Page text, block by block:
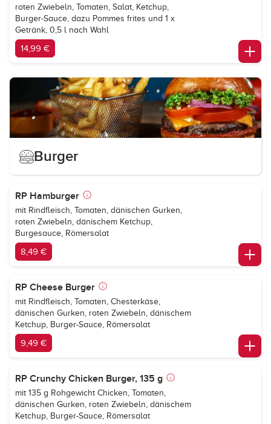
roten Zwiebeln, Tomaten, Salat, Ketchup,
Burger-Sauce, dazu Pommes frites und 1 x
Getränk, 0,5 l nach Wahl
14,99 €
Burger
RP Hamburger
mit Rindfleisch, Tomaten, dänischen Gurken,
roten Zwiebeln, dänischem Ketchup,
Burgesauce, Römersalat
8,49 €
RP Cheese Burger
mit Rindfleisch, Tomaten, Chesterkäse,
dänischen Gurken, roten Zwiebeln, dänischem
Ketchup, Burger-Sauce, Römersalat
9,49 €
RP Crunchy Chicken Burger, 135 g
mit 135 g Rohgewicht Chicken, Tomaten,
dänischen Gurken, roten Zwiebeln, dänischem
Ketchup, Burger-Sauce, Römersalat